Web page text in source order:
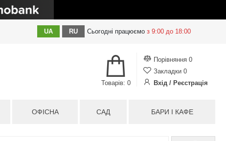
UA RU Сьогодні працюємо з 9:00 до 18:00
Порівняння 0
Закладки 0
Вхід / Реєстрація
Товарів: 0
ОФІСНА САД БАРИ І КАФЕ